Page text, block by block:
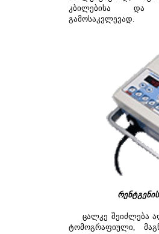
კბილებისა და
გამოსაკვლევად.
ცალკე შეიძლება
ტომოგრაფიული,